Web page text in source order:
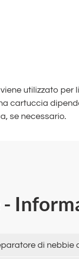
utilizzato
cartuccia
se necessario.
-
di nebbie